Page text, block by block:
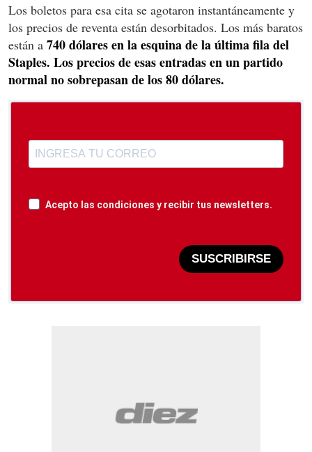
Los boletos para esa cita se agotaron instantáneamente y
los precios de reventa están desorbitados. Los más baratos
están a 740 dólares en la esquina de la última fila del
Staples. Los precios de esas entradas en un partido
normal no sobrepasan de los 80 dólares.
Acepto las condiciones y recibir tus newsletters.
SUSCRIBIRSE